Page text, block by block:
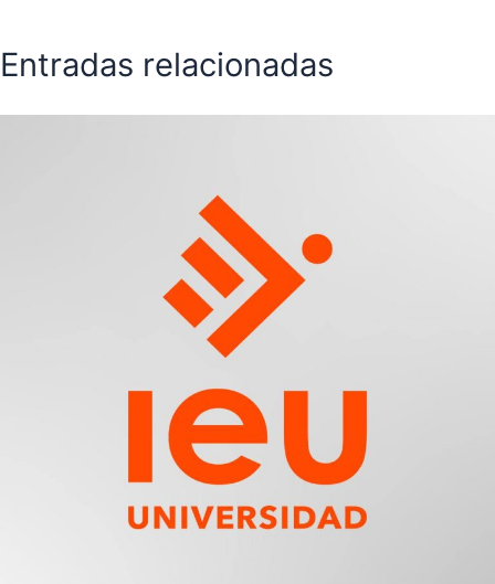
Entradas relacionadas